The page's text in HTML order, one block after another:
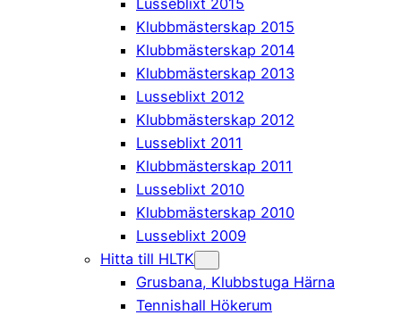
Klubbmästerskap 2015
Klubbmästerskap 2014
Klubbmästerskap 2013
Lusseblixt 2012
Klubbmästerskap 2012
Lusseblixt 2011
Klubbmästerskap 2011
Lusseblixt 2010
Klubbmästerskap 2010
Lusseblixt 2009
Hitta till HLTK
Grusbana, Klubbstuga Härna
Tennishall Hökerum